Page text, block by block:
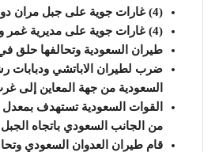
(4) غارات جوية على جبل مران دون وقوع اصابات .
(4) غارات جوية على مديرية غمر ومنطقة الحصامة.
طيران السعودية وتحالفها حلق
ضرب لطيران الاباتشي ودبابات
السعودية من جهة المعاين إلى
من الجانب السعودي باتجاه الجبل
قام طيران العدوان السعودي